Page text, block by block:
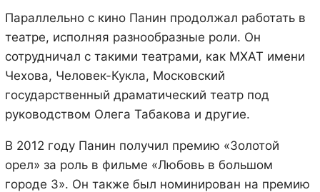
Параллельно с кино Панин продолжал работать в
театре, исполняя разнообразные роли. Он
сотрудничал с такими театрами, как МХАТ имени
Чехова, Человек-Кукла, Московский
государственный драматический театр под
руководством Олега Табакова и другие.
В 2012 году Панин получил премию «Золотой
орел» за роль в фильме «Любовь в большом
городе 3». Он также был номинирован на премию